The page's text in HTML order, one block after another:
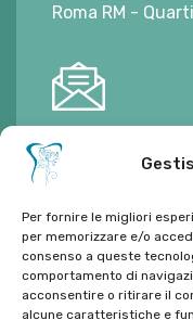
Per fornire le migliori
per memorizzare e/o
consenso a queste
comportamento di
acconsentire o ritirare il
alcune caratteristiche e
Roma RM -
E-mail:
Tel:06 272342
Tel:393 9810086